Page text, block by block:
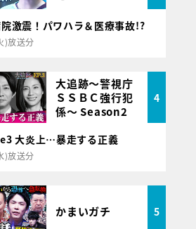
激震！パワハラ＆医療事故!?
)放送分
大追跡～警視庁
ＳＳＢＣ強行犯
係～ Season2
4
大炎上…暴走する正義
)放送分
かまいガチ 5